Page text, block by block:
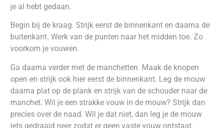
je al hebt gedaan.
Begin bij de kraag. Strijk eerst de binnenkant en daarna de
buitenkant. Werk van de punten naar het midden toe. Zo
voorkom je vouwen.
Ga daarna verder met de manchetten. Maak de knopen
open en strijk ook hier eerst de binnenkant. Leg de mouw
daarna plat op de plank en strijk van de schouder naar de
manchet. Wil je een strakke vouw in de mouw? Strijk dan
precies over de naad. Wil je dat niet, dan leg je de mouw
iets gedraaid neer zodat er geen vaste vouw ontstaat.